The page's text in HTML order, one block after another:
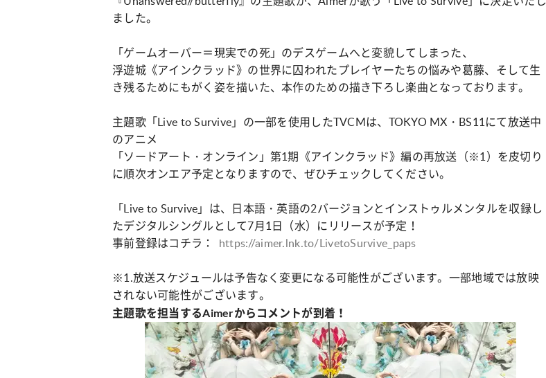
ました。
「ゲームオーバー＝現実での死」のデスゲームへと変貌してしまった、
浮遊城《アインクラッド》の世界に囚われたプレイヤーたちの悩みや葛藤、そして生
き残るためにもがく姿を描いた、本作のための描き下ろし楽曲となっております。
主題歌「Live to Survive」の一部を使用したTVCMは、TOKYO MX・BS11にて放送中
のアニメ
「ソードアート・オンライン」第1期《アインクラッド》編の再放送（※1）を皮切り
に順次オンエア予定となりますので、ぜひチェックしてください。
「Live to Survive」は、日本語・英語の2バージョンとインストゥルメンタルを収録し
たデジタルシングルとして7月1日（水）にリリースが予定！
事前登録はコチラ：
https://aimer.lnk.to/LivetoSurvive_paps
※1.放送スケジュールは予告なく変更になる可能性がございます。一部地域では放映
されない可能性がございます。
主題歌を担当するAimerからコメントが到着！